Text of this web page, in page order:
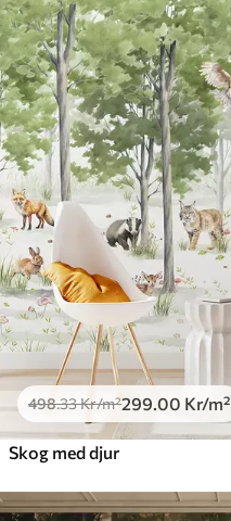
498.33Kr/m²299 .00 Kr/m²
Skog med djur